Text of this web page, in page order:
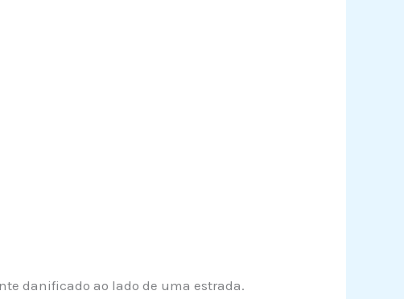
danificado ao lado de uma estrada.